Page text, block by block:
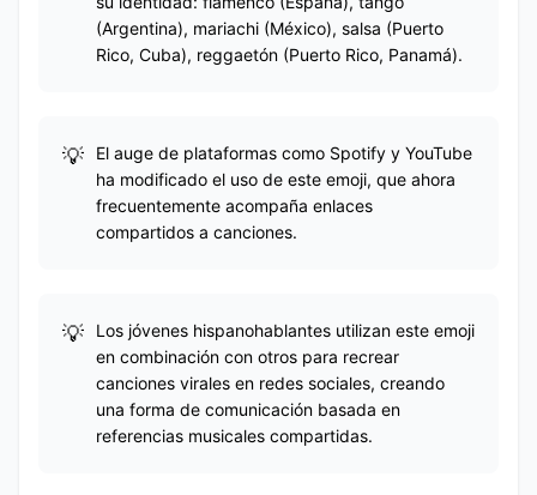
(Argentina), mariachi (México), salsa (Puerto
Rico, Cuba), reggaetón (Puerto Rico, Panamá).
El auge de plataformas como Spotify y YouTube
ha modificado el uso de este emoji, que ahora
frecuentemente acompaña enlaces
compartidos a canciones.
Los jóvenes hispanohablantes utilizan este emoji
en combinación con otros para recrear
canciones virales en redes sociales, creando
una forma de comunicación basada en
referencias musicales compartidas.